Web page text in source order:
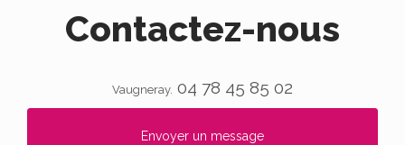
Contactez-nous
Vaugneray. 04 78 45 85 02
Envoyer un message